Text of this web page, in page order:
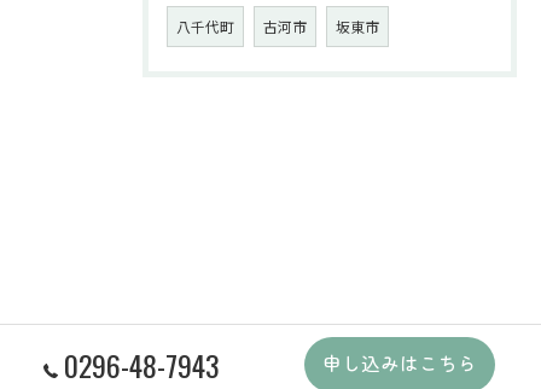
八千代町 古河市 坂東市
0296-48-7943 申し込みはこちら